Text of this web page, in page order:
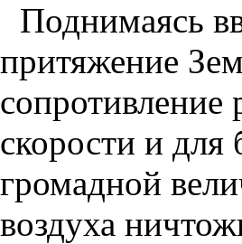
Поднимаясь
притяжение
сопротивление
скорости и для
громадной
воздуха